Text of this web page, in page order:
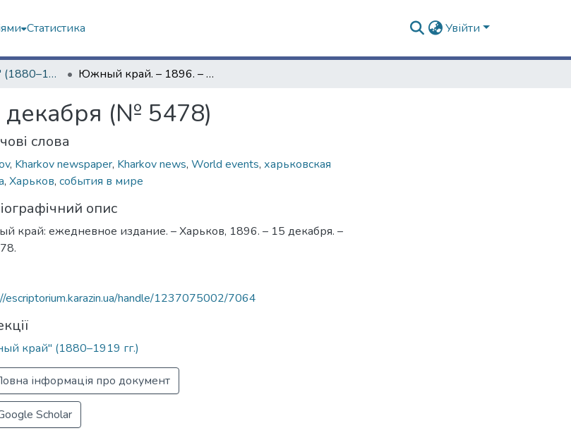
Статистика Увійти
"Южный край" (1880–1919 гг.) Южный край. – 1896. – 15 декабря (№ 5478)
(№ 5478)
слова
, Kharkov newspaper, Kharkov news, World events, харьковская
, Харьков, события в мире
опис
край: ежедневное издание. – Харьков, 1896. – 15 декабря. –
escriptorium.karazin.ua/handle/1237075002/7064
край" (1880–1919 гг.)
інформація про документ
Scholar